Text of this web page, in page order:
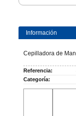
Información
Cepilladora de
Referencia:
Categoría: